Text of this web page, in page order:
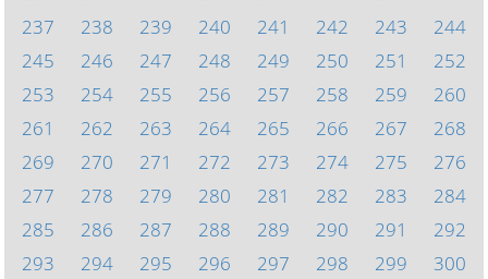
237
238 239 240 241 242 243
244
245
246 247 248 249 250 251
252
253
254 255 256 257 258 259
260
261
262 263 264 265 266 267
268
269
270 271 272 273 274 275
276
277
278 279 280 281 282 283
284
285
286 287 288 289 290 291
292
293
294 295 296 297 298 299
300